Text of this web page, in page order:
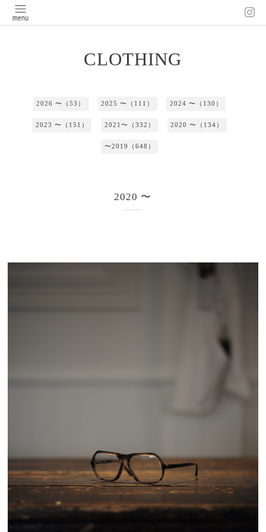
CLOTHING
2026 〜（53） 2025 〜（111） 2024 〜（130）
2023 〜（151） 2021〜（332） 2020 〜（134）
〜2019（648）
2020 〜